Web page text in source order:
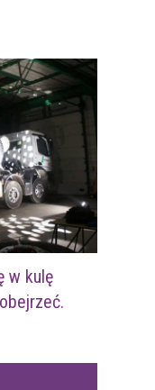
w kulę